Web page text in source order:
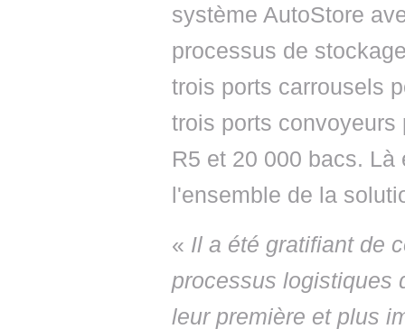
système AutoStore
processus de
trois ports carrousels
trois ports
R5 et 20 000 bacs.
l'ensemble de la
« Il a été gratifiant de
processus logistiques
leur première et plus